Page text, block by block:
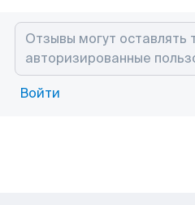
Войти